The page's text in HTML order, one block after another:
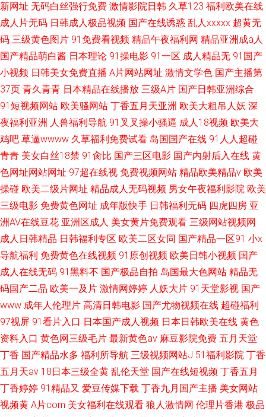
新网址 无码白丝强行免费 激情影院日韩 久草123 福利欧美在线
成人片无码 日韩成人极品视频 国产在线诱惑 乱人xxxxx 超黄无
码 三级黄色图片 91免费看视频 精品午夜福利网 精品亚洲成a人
国产精品萌白酱 日本理论 91操电影 91一区 成人精品无 91国产
小视频 日韩美女免费直播 A片网站网址 激情文学色 国产主播第
37页 青久青青 日本精品在线播放 三级A片 国产日韩亚洲综合
91短视频网站 欧美骚网站 丁香五月天亚洲 欧美大粗吊人妖 深
夜福利亚洲 人兽福利导航 91叉叉操小骚逼 成人18视频 欧美大
鸡吧 草逼wwww 久草福利免费试看 岛国国产在线 91人人超碰
青青 美女白丝18禁 91肏比 国产三区电影 国产内射后入在线 黄
色网址网站网址 97超在线视 免费视频网站 精品欧美精品v 欧美
操碰 欧美二级片网址 精品成人无码视频 男女午夜福利影院 欧美
三级电影 免费黄色网址 成年版快手 日韩福利无码 四虎四房 亚
洲AV在线豆花 亚洲区成人 美女黄片免费观看 三级网站视频网
成人日韩精品 日韩福利专区 欧美二区女同 国产精品一区91 小x
导航福利 免费黄色在线视频 91原创视频 欧美日韩小视频 国产
成人在线无码 91黑料不 国产极品自拍 岛国最大色网站 精品无
码国产二品 欧美一及片 激情网婷婷 人妖大片 91天堂影视 国产
www 成年人伦理片 高清日韩电影 国产尤物视频在线 超碰福利
97视屏 91看片入口 日本国产成人视频 日本日韩欧美在线 黄色
资料入口 黄色网三级毛片 最新黄色av 麻豆影院免费 五月天堂
丁香 国产精品水多 福利所导航 三级视频网站J 51福利影院 丁香
五月天av 18日本三级全黄 乱伦天堂 国产在线短视频 丁香五月
丁香婷婷 91精品又 爱豆传媒下载 丁香九月国产主播 美女网站
视频黄 A片com 美女福利在线观看 狼人激情网 伦理片香港 极品